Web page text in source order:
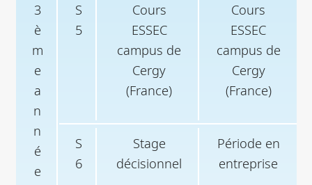
3
è
m
e
a
n
n
é
e
S
5
Cours
ESSEC
campus de
Cergy
(France)
Cours
ESSEC
campus de
Cergy
(France)
S
6
Stage
décisionnel
Période en
entreprise